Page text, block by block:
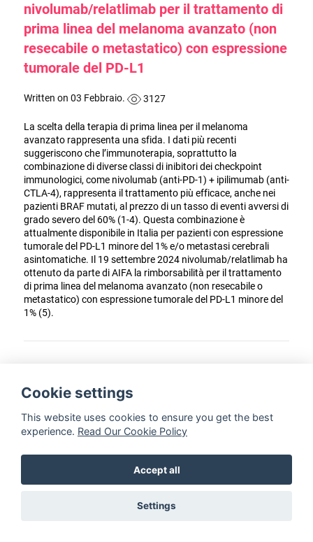
nivolumab/relatlimab per il trattamento di
prima linea del melanoma avanzato (non
resecabile o metastatico) con espressione
tumorale del PD-L1
Written on 03 Febbraio. 3127
La scelta della terapia di prima linea per il melanoma
avanzato rappresenta una sfida. I dati più recenti
suggeriscono che l’immunoterapia, soprattutto la
combinazione di diverse classi di inibitori dei checkpoint
immunologici, come nivolumab (anti-PD-1) + ipilimumab (anti-
CTLA-4), rappresenta il trattamento più efficace, anche nei
pazienti BRAF mutati, al prezzo di un tasso di eventi avversi di
grado severo del 60% (1-4). Questa combinazione è
attualmente disponibile in Italia per pazienti con espressione
tumorale del PD-L1 minore del 1% e/o metastasi cerebrali
asintomatiche. Il 19 settembre 2024 nivolumab/relatlimab ha
ottenuto da parte di AIFA la rimborsabilità per il trattamento
di prima linea del melanoma avanzato (non resecabile o
metastatico) con espressione tumorale del PD-L1 minore del
1% (5).
miofibroblastico infiammatorio non
resecabile, recidivante o refrattario, ALK+,
dalla I linea di trattamento
Il tumore miofibroblastico infiammatorio (TMI) rappresenta
un gruppo eterogeneo di patologie rare, a eziologia incerta, la
cui diagnosi istologica risulta spesso insidiosa e per cui, al di
Cookie settings
This website uses cookies to ensure you get the best
experience. Read Our Cookie Policy
Accept all
Settings